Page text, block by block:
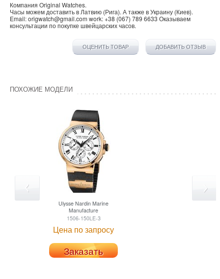
Компания Original Watches.
Часы можем доставить в Латвию (Рига). А также вУкраину (Киев).
Email:origwatch@gmail.com work:+38 (067) 789 6633 Оказываем
консультации по покупке швейцарских часов.
ОЦЕНИТЬ ТОВАР ДОБАВИТЬ ОТЗЫВ
ПОХОЖИЕ МОДЕЛИ
Ulysse Nardin Marine
Manufacture
1506-150LE-3
Цена по запросу
Заказать